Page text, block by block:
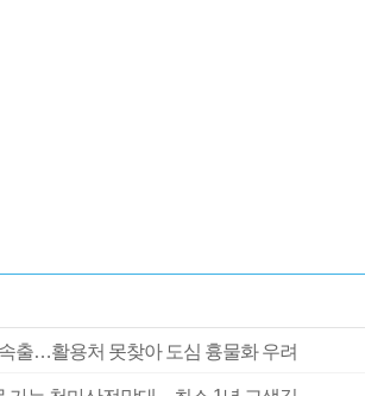
출…활용처 못찾아 도심 흉물화 우려